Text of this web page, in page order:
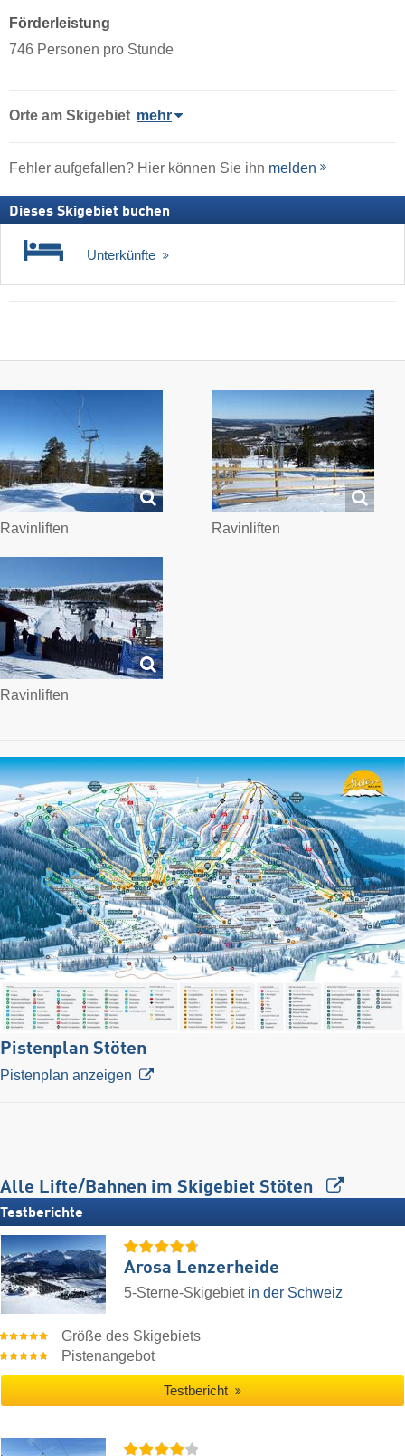
Förderleistung
746 Personen pro Stunde
Orte am Skigebiet mehr
Fehler aufgefallen? Hier können Sie ihn melden
Dieses Skigebiet buchen
Unterkünfte
Ravinliften Ravinliften
Ravinliften
Pistenplan Stöten
Pistenplan anzeigen
Alle Lifte/Bahnen im Skigebiet Stöten
Testberichte
Arosa Lenzerheide
5-Sterne-Skigebiet in der Schweiz
Größe des Skigebiets
Pistenangebot
Testbericht